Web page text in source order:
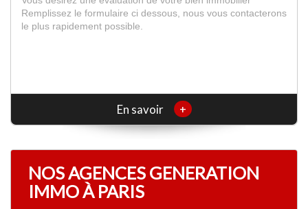
Remplissez le formulaire ci dessous, nous vous contacterons
le plus rapidement possible.
En savoir +
NOS AGENCES GENERATION
IMMO À PARIS